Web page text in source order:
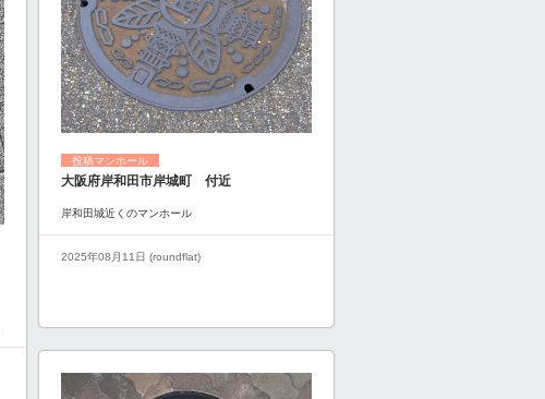
投稿マンホール
大阪府岸和田市岸城町 付近
岸和田城近くのマンホール
2025年08月11日 (roundflat)